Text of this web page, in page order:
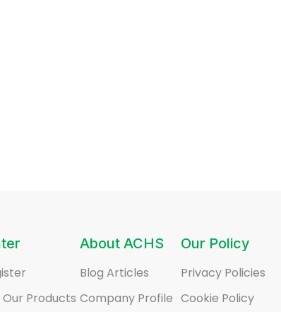
Our Products
About ACHS
Blog Articles
Company Profile
Our Policy
Privacy Policies
Cookie Policy